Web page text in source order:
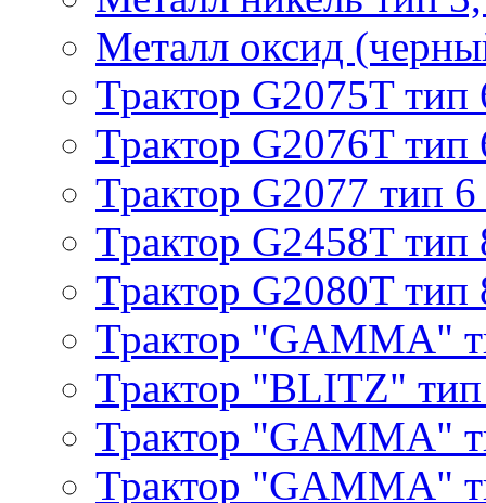
Металл оксид
Трактор G2075T тип
Трактор G2076T тип
Трактор G2077 тип 6
Трактор G2458T тип
Трактор G2080T тип
Трактор "GAMMA"
Трактор "BLITZ"
Трактор "GAMMA"
Трактор "GAMMA"